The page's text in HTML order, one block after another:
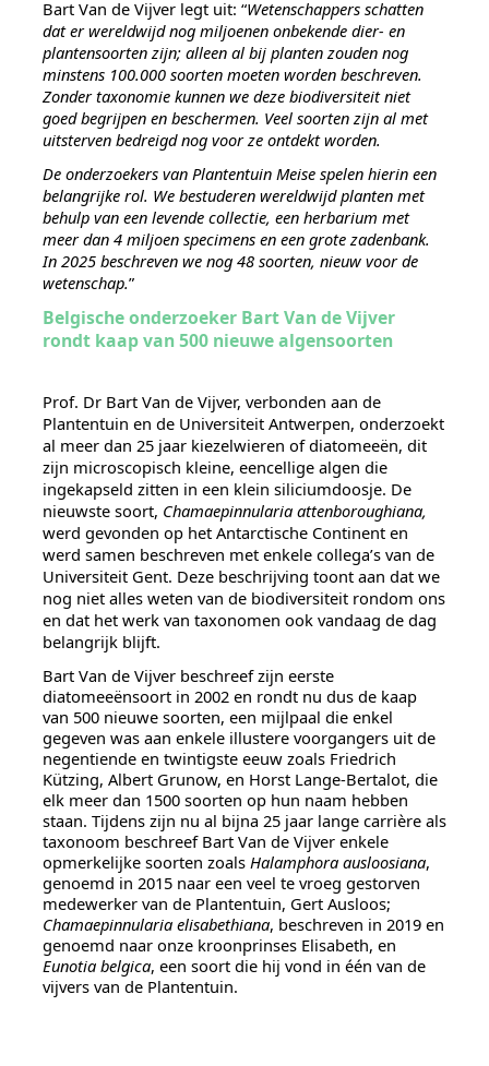
Bart Van de Vijver legt uit: “Wetenschappers schatten
dat er wereldwijd nog miljoenen onbekende dier- en
plantensoorten zijn; alleen al bij planten zouden nog
minstens 100.000 soorten moeten worden beschreven.
Zonder taxonomie kunnen we deze biodiversiteit niet
goed begrijpen en beschermen. Veel soorten zijn al met
uitsterven bedreigd nog voor ze ontdekt worden.
De onderzoekers van Plantentuin Meise spelen hierin een
belangrijke rol. We bestuderen wereldwijd planten met
behulp van een levende collectie, een herbarium met
meer dan 4 miljoen specimens en een grote zadenbank.
In 2025 beschreven we nog 48 soorten, nieuw voor de
wetenschap.”
Belgische onderzoeker Bart Van de Vijver
rondt kaap van 500 nieuwe algensoorten
Prof. Dr Bart Van de Vijver, verbonden aan de
Plantentuin en de Universiteit Antwerpen, onderzoekt
al meer dan 25 jaar kiezelwieren of diatomeeën, dit
zijn microscopisch kleine, eencellige algen die
ingekapseld zitten in een klein siliciumdoosje. De
nieuwste soort, Chamaepinnularia attenboroughiana,
werd gevonden op het Antarctische Continent en
werd samen beschreven met enkele collega’s van de
Universiteit Gent. Deze beschrijving toont aan dat we
nog niet alles weten van de biodiversiteit rondom ons
en dat het werk van taxonomen ook vandaag de dag
belangrijk blijft.
Bart Van de Vijver beschreef zijn eerste
diatomeeënsoort in 2002 en rondt nu dus de kaap
van 500 nieuwe soorten, een mijlpaal die enkel
gegeven was aan enkele illustere voorgangers uit de
negentiende en twintigste eeuw zoals Friedrich
Kützing, Albert Grunow, en Horst Lange-Bertalot, die
elk meer dan 1500 soorten op hun naam hebben
staan. Tijdens zijn nu al bijna 25 jaar lange carrière als
taxonoom beschreef Bart Van de Vijver enkele
opmerkelijke soorten zoals Halamphora ausloosiana,
genoemd in 2015 naar een veel te vroeg gestorven
medewerker van de Plantentuin, Gert Ausloos;
Chamaepinnularia elisabethiana, beschreven in 2019 en
genoemd naar onze kroonprinses Elisabeth, en
Eunotia belgica, een soort die hij vond in één van de
vijvers van de Plantentuin.